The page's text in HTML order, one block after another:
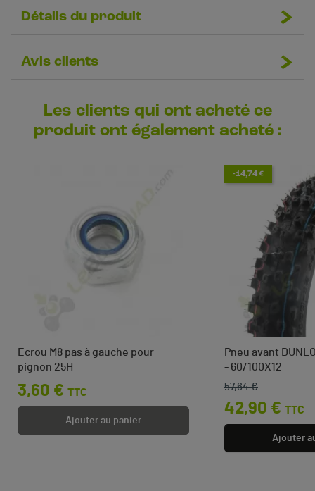
Détails du produit
Avis clients
Les clients qui ont acheté ce
produit ont également acheté :
Ecrou M8 pas à gauche pour
pignon 25H
Prix
3,60 € TTC
Ajouter au panier
-14,74 €
Pneu avant
- 60/100X12
Prix de base
57,64 €
Prix
42,90 € TTC
Ajouter